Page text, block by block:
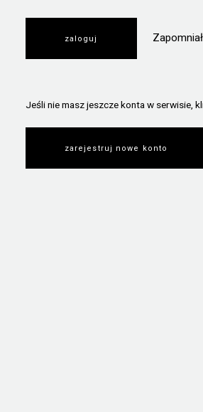
Jeśli nie masz jeszcze konta w serwisie,
zarejestruj nowe konto